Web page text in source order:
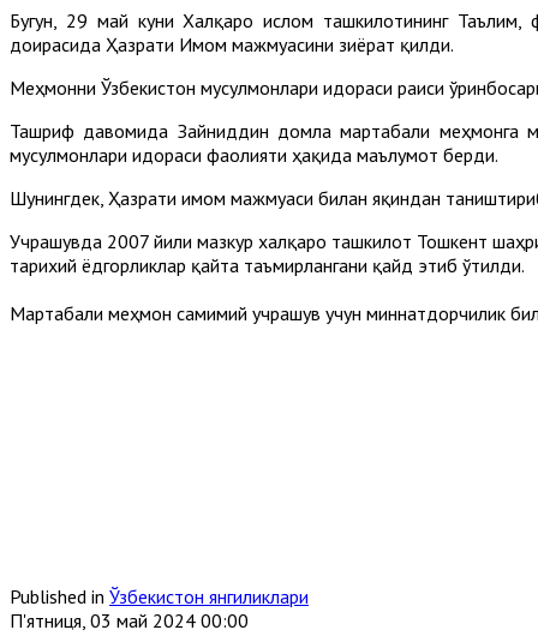
Бугун, 29 май куни Халқаро ислом ташкилотининг
доирасида Ҳазрати Имом мажмуасини зиёрат қилди.
Меҳмонни Ўзбекистон мусулмонлари идораси раиси
Ташриф давомида Зайниддин домла мартабали меҳмонга
мусулмонлари идораси фаолияти ҳақида маълумот берди.
Шунингдек, Ҳазрати имом мажмуаси билан яқиндан
Учрашувда 2007 йили мазкур халқаро ташкилот Тошкент
тарихий ёдгорликлар қайта таъмирлангани қайд этиб ўтилди.
Мартабали меҳмон самимий учрашув учун миннатдорчилик
Published in Ўзбекистон янгиликлари
П'ятниця, 03 май 2024 00:00